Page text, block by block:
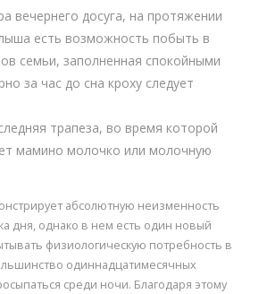
вечернего досуга, на протяжении
есть возможность побыть в
семьи, заполненная спокойными
за час до сна кроху следует
трапеза, во время которой
мамино молочко или молочную
абсолютную неизменность
дня, однако в нем есть один новый
физиологическую потребность в
одиннадцатимесячных
среди ночи. Благодаря этому